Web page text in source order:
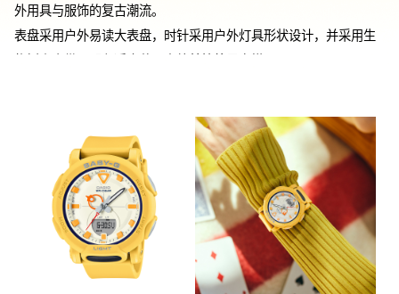
外用具与服饰的复古潮流。
表盘采用户外易读大表盘，时针采用户外灯具形状设计，并采用生
物树脂表带。配色适合秋天户外美拉德风穿搭。